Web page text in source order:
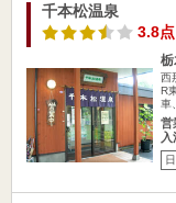
千本松温泉
3.8点
栃
西
R
車
営